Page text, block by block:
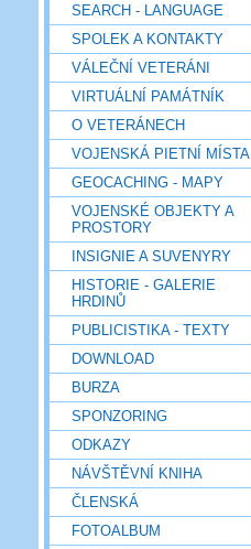
SEARCH - LANGUAGE
SPOLEK A KONTAKTY
VÁLEČNÍ VETERÁNI
VIRTUÁLNÍ PAMÁTNÍK
O VETERÁNECH
VOJENSKÁ PIETNÍ MÍSTA
GEOCACHING - MAPY
VOJENSKÉ OBJEKTY A
PROSTORY
INSIGNIE A SUVENYRY
HISTORIE - GALERIE
HRDINŮ
PUBLICISTIKA - TEXTY
DOWNLOAD
BURZA
SPONZORING
ODKAZY
NÁVŠTĚVNÍ KNIHA
ČLENSKÁ
FOTOALBUM